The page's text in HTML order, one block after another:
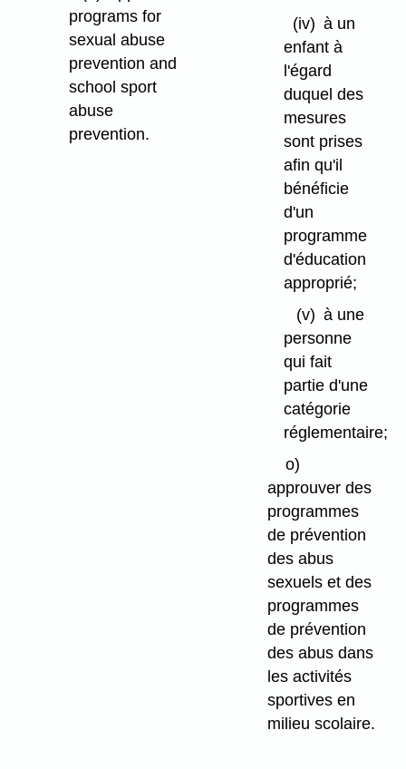
programs for
sexual abuse
prevention and
school sport
abuse
prevention.
(iv) à un
enfant à
l'égard
duquel des
mesures
sont prises
afin qu'il
bénéficie
d'un
programme
d'éducation
approprié;
(v) à une
personne
qui fait
partie d'une
catégorie
réglementaire;
o)
approuver des
programmes
de prévention
des abus
sexuels et des
programmes
de prévention
des abus dans
les activités
sportives en
milieu scolaire.